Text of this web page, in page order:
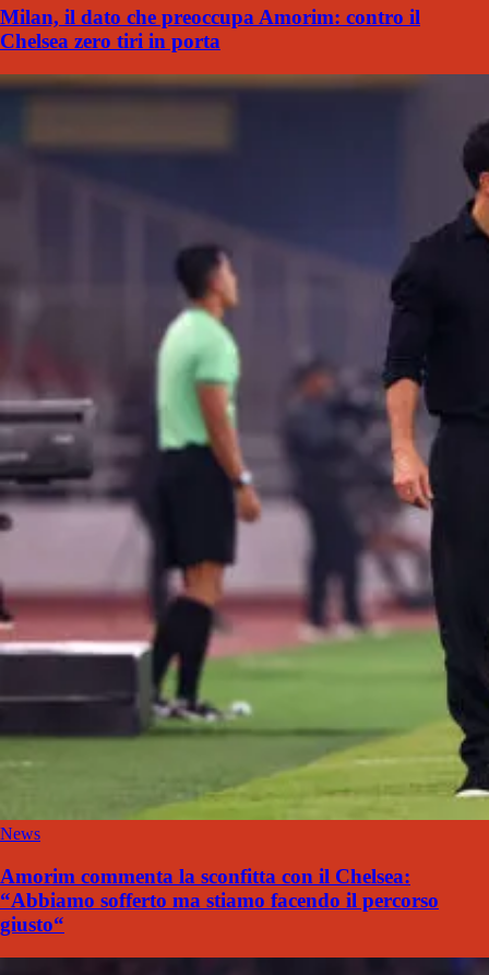
Milan, il dato che preoccupa Amorim: contro il
Chelsea zero tiri in porta
News
Amorim commenta la sconfitta con il Chelsea:
“Abbiamo sofferto ma stiamo facendo il percorso
giusto“